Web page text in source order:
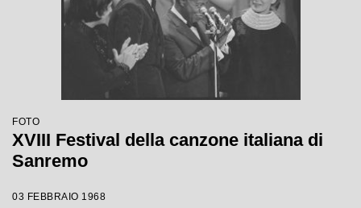
FOTO
XVIII Festival della canzone italiana di
Sanremo
03 FEBBRAIO 1968